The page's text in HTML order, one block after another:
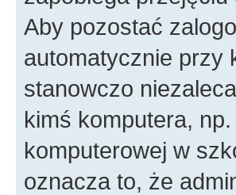
Aby pozostać
automatycznie przy
stanowczo
kimś komputera,
komputerowej w
oznacza to, że